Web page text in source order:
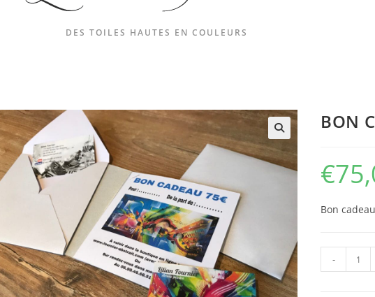
DES TOILES HAUTES EN COULEURS
BON
€
Bon
-